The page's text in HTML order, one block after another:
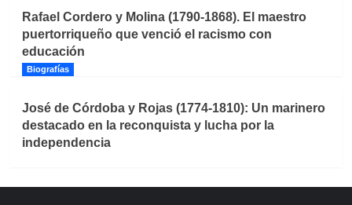
Rafael Cordero y Molina (1790-1868). El maestro
puertorriqueño que venció el racismo con
educación
Biografías
José de Córdoba y Rojas (1774-1810): Un marinero
destacado en la reconquista y lucha por la
independencia